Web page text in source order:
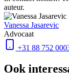
auteur.
Vanessa Jasarevic
Advocaat
+31 88 752
Ook